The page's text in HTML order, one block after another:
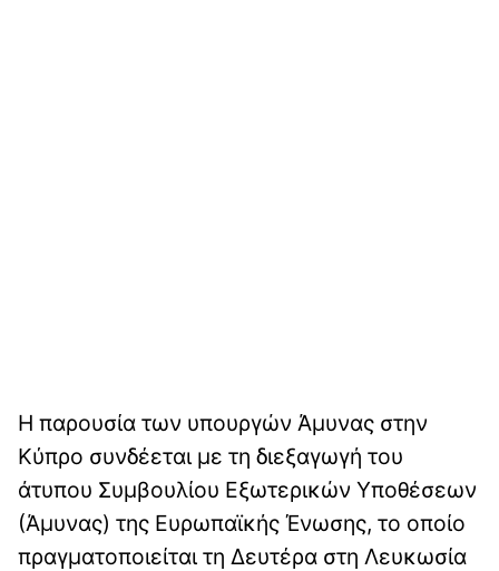
Η παρουσία των υπουργών Άμυνας στην
Κύπρο συνδέεται με τη διεξαγωγή του
άτυπου Συμβουλίου Εξωτερικών Υποθέσεων
(Άμυνας) της Ευρωπαϊκής Ένωσης, το οποίο
πραγματοποιείται τη Δευτέρα στη Λευκωσία